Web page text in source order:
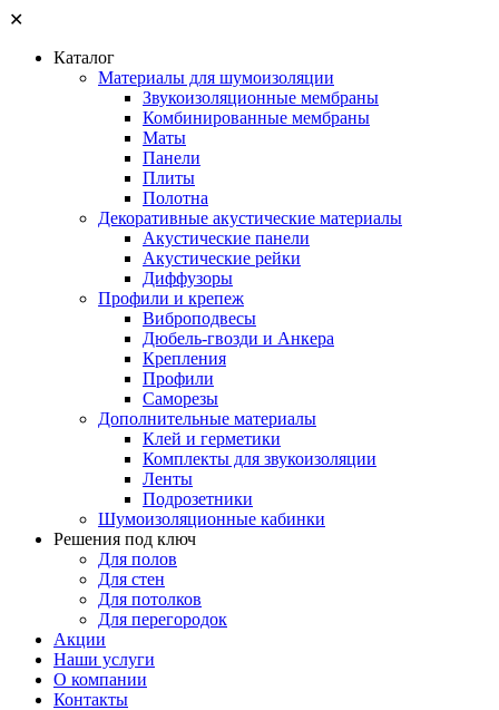
✕
Каталог
Материалы для шумоизоляции
Звукоизоляционные мембраны
Комбинированные мембраны
Маты
Панели
Плиты
Полотна
Декоративные акустические материалы
Акустические панели
Акустические рейки
Диффузоры
Профили и крепеж
Виброподвесы
Дюбель-гвозди и Анкера
Крепления
Профили
Саморезы
Дополнительные материалы
Клей и герметики
Комплекты для звукоизоляции
Ленты
Подрозетники
Шумоизоляционные кабинки
Решения под ключ
Для полов
Для стен
Для потолков
Для перегородок
Акции
Наши услуги
О компании
Контакты